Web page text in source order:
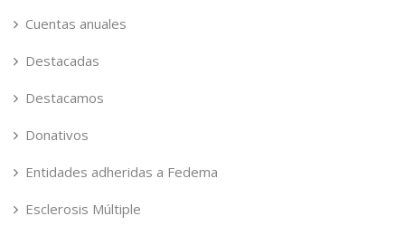
Cuentas anuales
Destacadas
Destacamos
Donativos
Entidades adheridas a Fedema
Esclerosis Múltiple